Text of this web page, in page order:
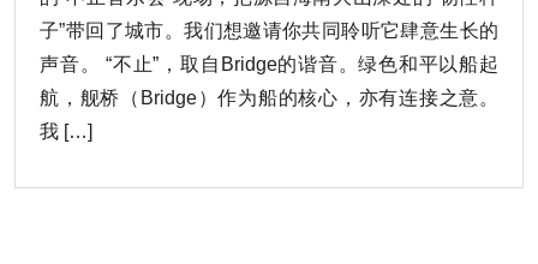
子”带回了城市。我们想邀请你共同聆听它肆意生长的
声音。 “不止”，取自Bridge的谐音。绿色和平以船起
航，舰桥（Bridge）作为船的核心，亦有连接之意。
我 […]